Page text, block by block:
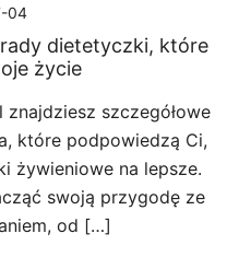
04
dietetyczki, które
życie
szczegółowe
które podpowiedzą Ci,
żywieniowe na lepsze.
swoją przygodę ze
od […]